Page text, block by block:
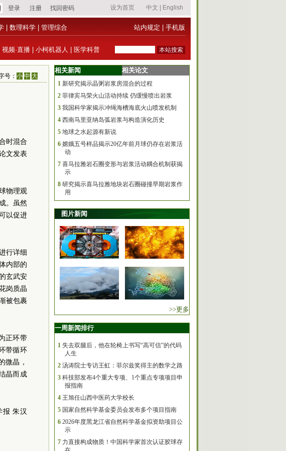
数理科学 管理综合 站内规定 手机版
视频·直播 小柯机器人 医学科普
号：小 中 大
时混合
文发表
物理观
。虽然
以促进
行详细
内部的
玄武安
岗质晶
被包裹
正环带
带循环
微晶，
晶而成
报 朱汉
相关新闻 相关论文
1 新研究揭示晶粥岩浆房混合的过程
2 菲律宾马荣火山活动持续 仍缓慢喷出岩浆
3 我国科学家揭示冲绳海槽海底火山喷发机制
4 西南马里亚纳岛弧岩浆与构造演化历史
5 地球之水起源有新说
6 嫦娥五号样品揭示20亿年前月球仍存在岩浆活
动
7 喜马拉雅岩石圈变形与岩浆活动耦合机制获揭
示
8 研究揭示喜马拉雅地块岩石圈碰撞早期岩浆作
用
图片新闻
>>更多
一周新闻排行
1 失去双腿后，他在轮椅上书写“高可信”的代码
人生
2 汤涛院士专访王虹：菲尔兹奖得主的数学之路
3 科技部发布4个重大专项、1个重点专项项目申
报指南
4 王旭任山西中医药大学校长
5 国家自然科学基金委员会发布多个项目指南
6 2026年度黑龙江省自然科学基金拟资助项目公
示
7 力直接构成物质！中国科学家首次认证胶球存